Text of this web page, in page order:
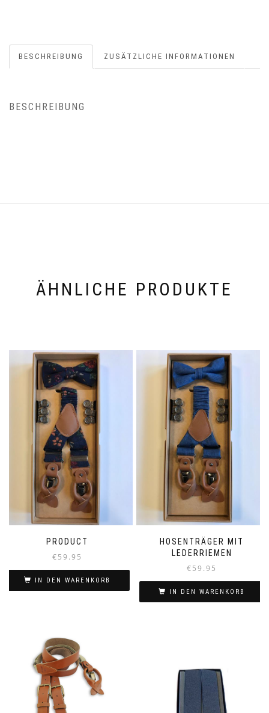
BESCHREIBUNG ZUSÄTZLICHE INFORMATIONEN
BESCHREIBUNG
ÄHNLICHE PRODUKTE
PRODUCT
€59.95
IN DEN WARENKORB
HOSENTRÄGER MIT
LEDERRIEMEN
€59.95
IN DEN WARENKORB